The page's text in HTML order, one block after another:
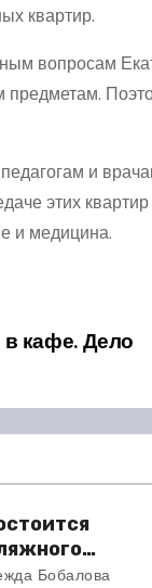
квартир.
вопросам
и
этих
и медицина.
в кафе. Дело
Бобалова